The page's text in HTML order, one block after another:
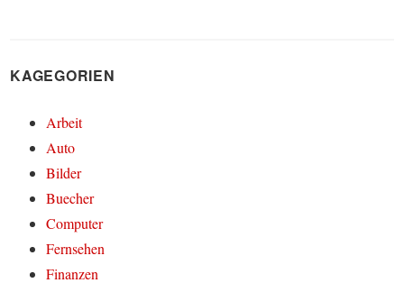
KAGEGORIEN
Arbeit
Auto
Bilder
Buecher
Computer
Fernsehen
Finanzen